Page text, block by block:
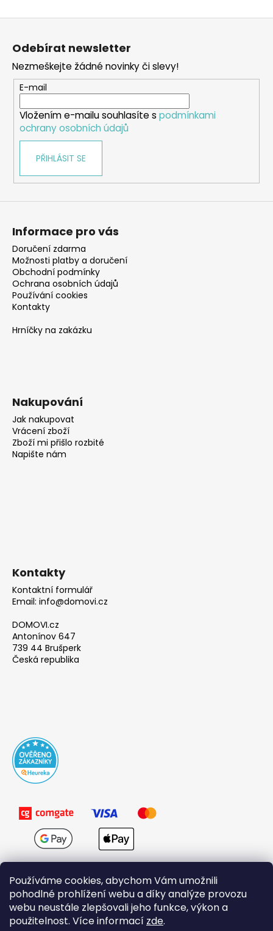
Používáme cookies, abychom Vám umožnili
pohodlné prohlížení webu a díky analýze provozu
webu neustále zlepšovali jeho funkce, výkon a
použitelnost. Více informací zde.
Z
Odebírat newsletter
Nezmeškejte žádné novinky či slevy!
E-mail
Vložením e-mailu souhlasíte s podmínkami
ochrany osobních údajů
PŘIHLÁSIT SE
Informace pro vás
Doručení zdarma
Možnosti platby a doručení
Obchodní podmínky
Ochrana osobních údajů
Používání cookies
Kontakty
Hrníčky na zakázku
Nakupování
Jak nakupovat
Vrácení zboží
Zboží mi přišlo rozbité
Napište nám
Kontakty
Kontaktní formulář
Email: info@domovi.cz
DOMOVI.cz
Antonínov 647
739 44 Brušperk
Česká republika